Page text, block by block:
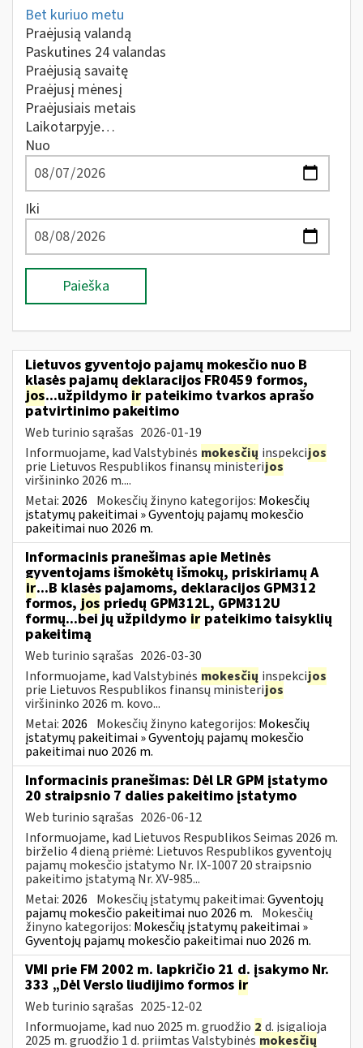
Bet kuriuo metu
Praėjusią valandą
Paskutines 24 valandas
Praėjusią savaitę
Praėjusį mėnesį
Praėjusiais metais
Laikotarpyje…
Nuo
Iki
Paieška
Lietuvos gyventojo pajamų mokesčio nuo B
klasės pajamų deklaracijos FR0459 formos,
jos...užpildymo ir pateikimo tvarkos aprašo
patvirtinimo pakeitimo
Web turinio sąrašas 2026-01-19
Informuojame, kad Valstybinės mokesčių inspekcijos
prie Lietuvos Respublikos finansų ministerijos
viršininko 2026 m....
Metai: 2026 Mokesčių žinyno kategorijos: Mokesčių
įstatymų pakeitimai » Gyventojų pajamų mokesčio
pakeitimai nuo 2026 m.
Informacinis pranešimas apie Metinės
gyventojams išmokėtų išmokų, priskiriamų A
ir...B klasės pajamoms, deklaracijos GPM312
formos, jos priedų GPM312L, GPM312U
formų...bei jų užpildymo ir pateikimo taisyklių
pakeitimą
Web turinio sąrašas 2026-03-30
Informuojame, kad Valstybinės mokesčių inspekcijos
prie Lietuvos Respublikos finansų ministerijos
viršininko 2026 m. kovo...
Metai: 2026 Mokesčių žinyno kategorijos: Mokesčių
įstatymų pakeitimai » Gyventojų pajamų mokesčio
pakeitimai nuo 2026 m.
Informacinis pranešimas: Dėl LR GPM įstatymo
20 straipsnio 7 dalies pakeitimo įstatymo
Web turinio sąrašas 2026-06-12
Informuojame, kad Lietuvos Respublikos Seimas 2026 m.
birželio 4 dieną priėmė: Lietuvos Respublikos gyventojų
pajamų mokesčio įstatymo Nr. IX-1007 20 straipsnio
pakeitimo įstatymą Nr. XV-985...
Metai: 2026 Mokesčių įstatymų pakeitimai:Gyventojų
pajamų mokesčio pakeitimai nuo 2026 m. Mokesčių
žinyno kategorijos: Mokesčių įstatymų pakeitimai »
Gyventojų pajamų mokesčio pakeitimai nuo 2026 m.
VMI prie FM 2002 m. lapkričio 21 d. įsakymo Nr.
333 „Dėl Verslo liudijimo formos ir
Web turinio sąrašas 2025-12-02
Informuojame, kad nuo 2025 m. gruodžio 2 d. įsigalioja
2025 m. gruodžio 1 d. priimtas Valstybinėsmokesčių